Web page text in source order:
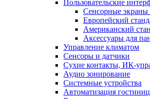
Пользовательские
Сенсорные экраны
Европейский
Американский
Аксессуары для
Управление климатом
Сенсоры и датчики
Сухие контакты, ИК-
Аудио зонирование
Системные устройства
Автоматизация гостиниц